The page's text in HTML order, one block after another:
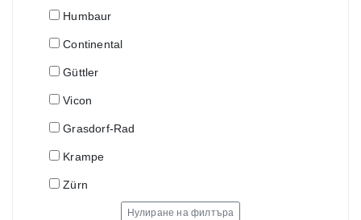
Humbaur
Continental
Güttler
Vicon
Grasdorf-Rad
Krampe
Zürn
Нулиране на филтъра